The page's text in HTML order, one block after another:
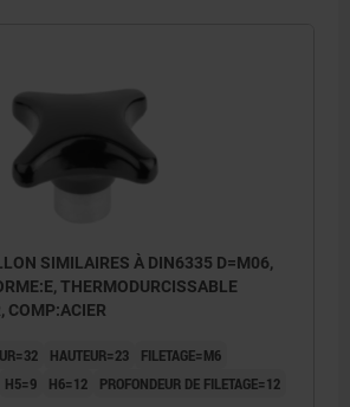
SIMILAIRES À DIN6335 D=M06,
THERMODURCISSABLE
COMP:ACIER
HAUTEUR=23
FILETAGE=M6
H5=9 H6=12 PROFONDEUR DE FILETAGE=12